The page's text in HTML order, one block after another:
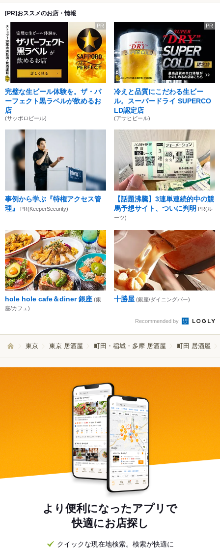
[PR]おススメのお店・情報
PR
完璧な生ビール体験を。ザ・パ
ーフェクト黒ラベルが飲めるお
店
(サッポロビール)
PR
冷えと品質にこだわる生ビー
ル。スーパードライ SUPERCO
LD認定店
(アサヒビール)
事例から学ぶ『特権アクセス管
理』
PR(KeeperSecurity)
【話題沸騰】3連単連続的中の競
馬予想サイト、ついに判明 PR(ル
ーツ)
hole hole cafe＆diner 銀座 (銀
座/カフェ)
十勝屋 (銀座/ダイニングバー)
Recommended by
東京 東京 居酒屋 町田・稲城・多摩 居酒屋 町田 居酒屋
より便利になったアプリで
快適にお店探し
クイックな現在地検索。検索が快適に